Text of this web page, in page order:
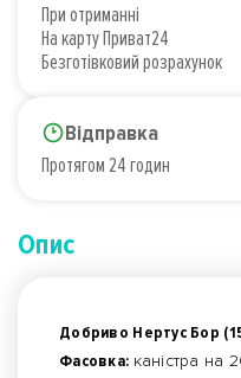
При отриманні
На карту Приват24
Безготівковий розрахунок
Відправка
Протягом 24 годин
Опис
Добриво Нертус Бор
Фасовка: каністра на